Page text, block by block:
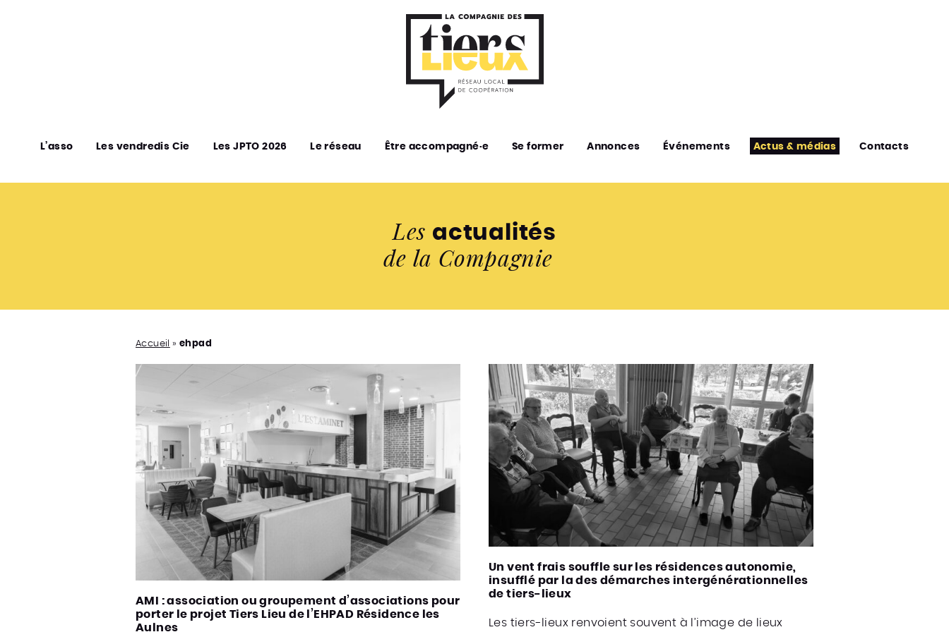
L’asso Les vendredis Cie Les JPTO 2026 Le réseau Être accompagné·e Se former Annonces Événements Actus & médias Contacts
Les actualités
de la Compagnie
Accueil »ehpad
AMI : association ou groupement d’associations pour
porter le projet Tiers Lieu de l’EHPAD Résidence les
Aulnes
Un vent frais souffle sur les résidences autonomie,
insufflé par la des démarches intergénérationnelles
de tiers-lieux
Les tiers-lieux renvoient souvent à l’image de lieux